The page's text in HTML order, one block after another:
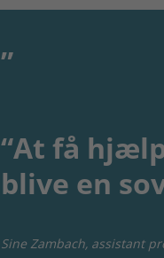
“At få
blive en
Sine Zambach, assistant